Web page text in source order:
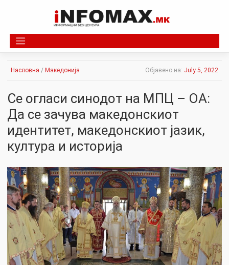
Насловна / Македонија Објавено на: July 5, 2022
Се огласи синодот на МПЦ – ОА:
Да се зачува македонскиот
идентитет, македонскиот јазик,
култура и историја